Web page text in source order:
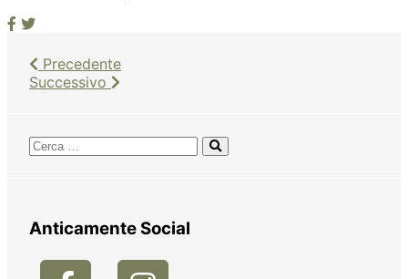
Precedente
Successivo
Anticamente Social